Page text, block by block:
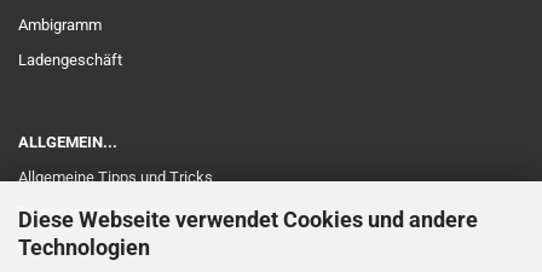
Diese Webseite verwendet Cookies und andere
Technologien
Ambigramm
Ladengeschäft
ALLGEMEIN...
Allgemeine Tipps und Tricks
Touch und Schaltung
Edelholz